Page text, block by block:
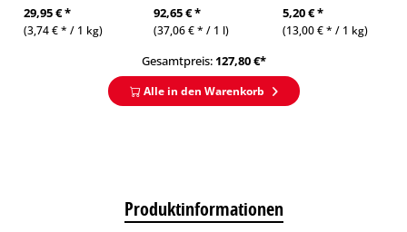
29,95 € *
(3,74 € * / 1 kg)
92,65 € *
(37,06 € * / 1 l)
5,20 € *
(13,00 € * / 1 kg)
Gesamtpreis: 127,80€*
Alle in den Warenkorb
Produktinformationen